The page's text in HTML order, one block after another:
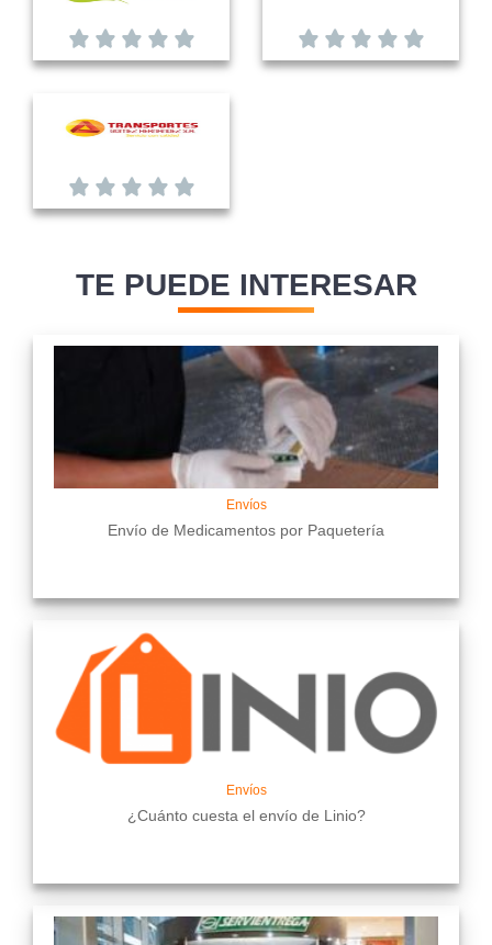
TE PUEDE INTERESAR
Envíos
Envío de Medicamentos por Paquetería
Envíos
¿Cuánto cuesta el envío de Linio?